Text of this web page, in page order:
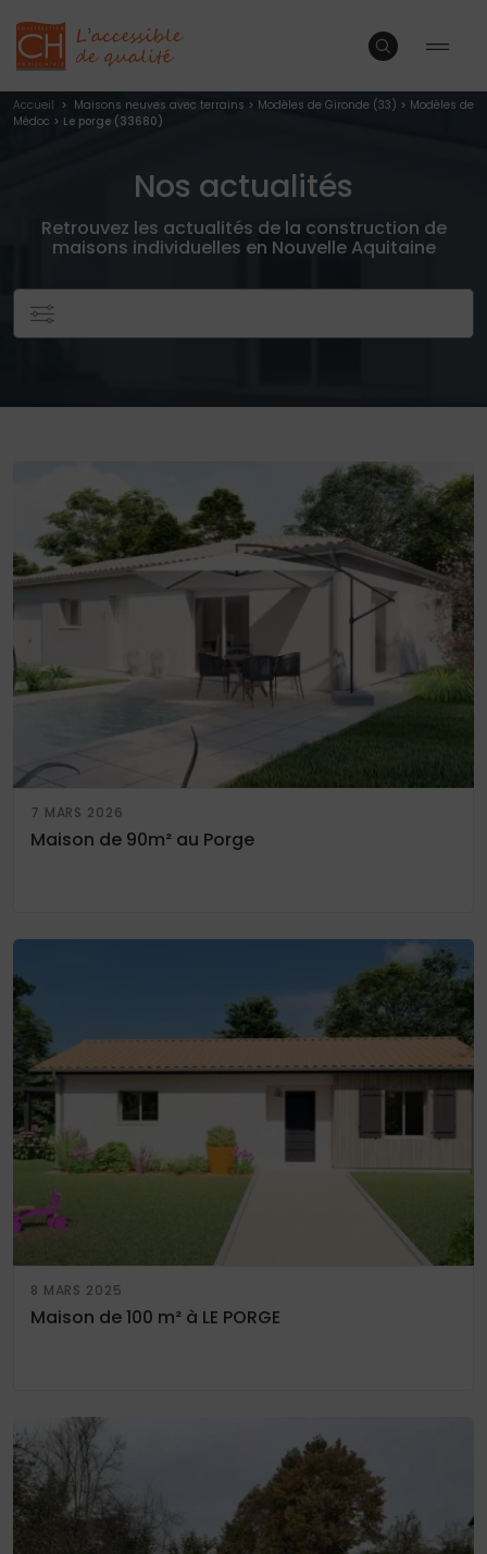
Accueil > Maisons neuves avec terrains > Modèles de Gironde (33) > Modèles de
Médoc > Le porge (33680)
Nos actualités
Retrouvez les actualités de la construction de
maisons individuelles en Nouvelle Aquitaine
7 MARS 2026
Maison de 90m² au Porge
8 MARS 2025
Maison de 100 m² à LE PORGE